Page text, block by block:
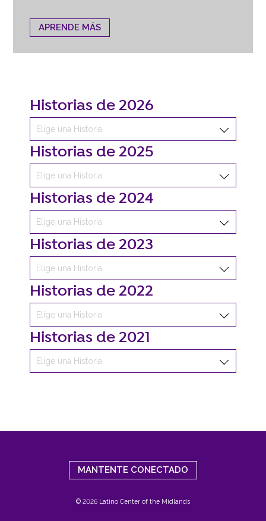
APRENDE MÁS
Historias de 2026
Historias de 2025
Historias de 2024
Historias de 2023
Historias de 2022
Historias de 2021
MANTENTE CONECTADO
© 2026 Latino Center of the Midlands